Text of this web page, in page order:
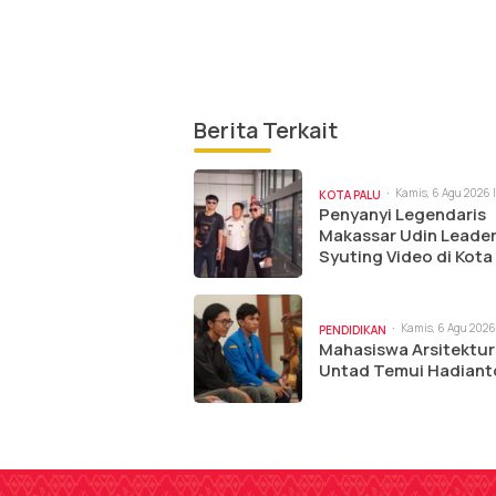
Berita Terkait
KOTA PALU Kamis, 6 Agu 2026
Penyanyi Legendaris
Makassar Udin
Syuting Video di Kota
PENDIDIKAN
Kamis, 6 Agu
am
Mahasiswa Arsitektur
Untad Temui